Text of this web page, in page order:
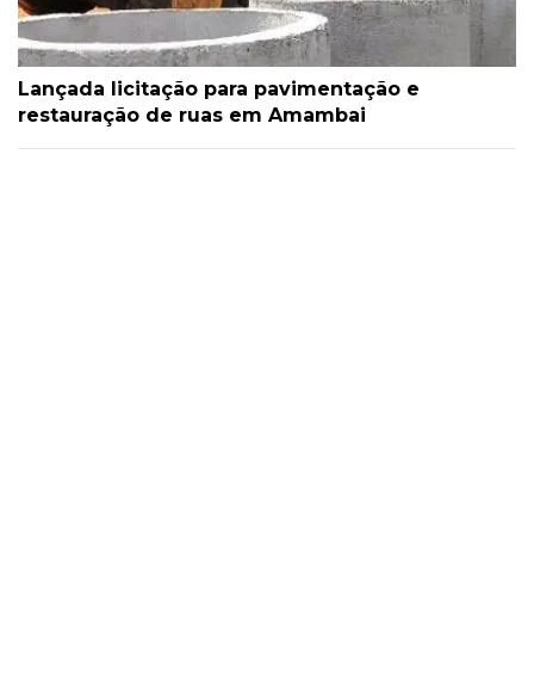
Lançada licitação para pavimentação e
restauração de ruas em Amambai